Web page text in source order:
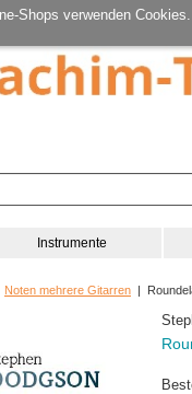
Shops verwenden
Instrumente
Noten mehrere Gitarren |